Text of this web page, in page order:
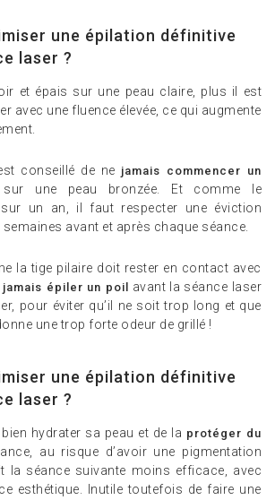
une épilation définitive
laser ?
et épais sur une peau claire, plus il est
avec une fluence élevée, ce qui augmente
conseillé de ne jamais commencer un
sur une peau bronzée. Et comme le
sur un an, il faut respecter une éviction
avant et après chaque séance.
la tige pilaire doit rester en contact avec
jamais épiler un poil
avant la séance laser
pour éviter qu’il ne soit trop long et que
une trop forte odeur de grillé !
une épilation définitive
laser ?
hydrater sa peau et de la protéger du
au risque d’avoir une pigmentation
la séance suivante moins efficace, avec
esthétique. Inutile toutefois de faire une